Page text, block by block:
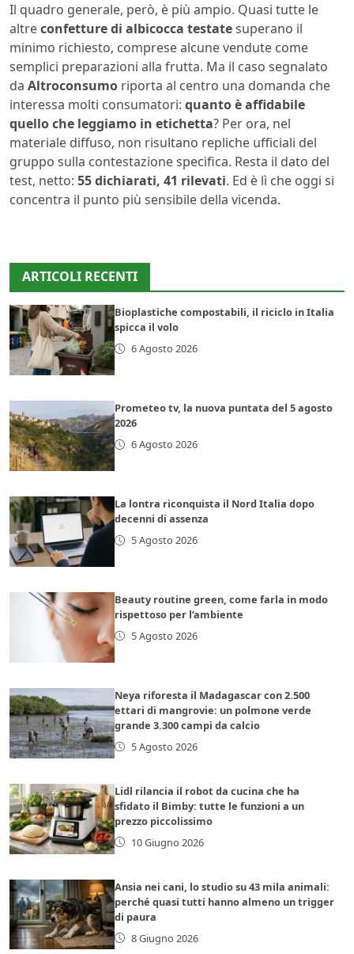
Il quadro generale, però, è più ampio. Quasi tutte le
altreconfetture di albicocca testatesuperano il
minimo richiesto, comprese alcune vendute come
semplici preparazioni alla frutta. Ma il caso segnalato
da Altroconsumo riporta al centro una domanda che
interessa molti consumatori: quanto è affidabile
quello che leggiamo in etichetta? Per ora, nel
materiale diffuso, non risultano repliche ufficiali del
gruppo sulla contestazione specifica. Resta il dato del
test, netto: 55 dichiarati, 41 rilevati. Ed è lì che oggi si
concentra il punto più sensibile della vicenda.
ARTICOLI RECENTI
Bioplastiche compostabili, il riciclo in Italia
spicca il volo
6 Agosto 2026
Prometeo tv, la nuova puntata del 5 agosto
2026
6 Agosto 2026
La lontra riconquista il Nord Italia dopo
decenni di assenza
5 Agosto 2026
Beauty routine green, come farla in modo
rispettoso per l’ambiente
5 Agosto 2026
Neya riforesta il Madagascar con 2.500
ettari di mangrovie: un polmone verde
grande 3.300 campi da calcio
5 Agosto 2026
Lidl rilancia il robot da cucina che ha
sfidato il Bimby: tutte le funzioni a un
prezzo piccolissimo
10 Giugno 2026
Ansia nei cani, lo studio su 43 mila animali:
perché quasi tutti hanno almeno un trigger
di paura
8 Giugno 2026